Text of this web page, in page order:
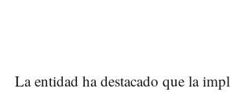
La entidad ha destacado que la